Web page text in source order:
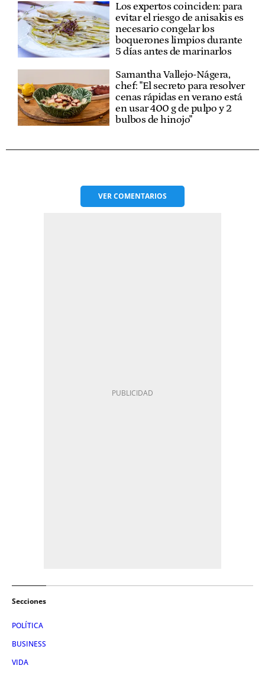
Los expertos coinciden: para
evitar el riesgo de anisakis es
necesario congelar los
boquerones limpios durante
5 días antes de marinarlos
Samantha Vallejo-Nágera,
chef: "El secreto para resolver
cenas rápidas en verano está
en usar 400 g de pulpo y 2
bulbos de hinojo"
VERCOMENTARIOS
Secciones
POLÍTICA
BUSINESS
VIDA